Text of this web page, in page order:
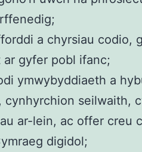
a chyrsiau codio,
gyfer pobl ifanc;
ymwybyddiaeth a
cynhyrchion seilwaith,
ar-lein, ac offer creu
digidol;